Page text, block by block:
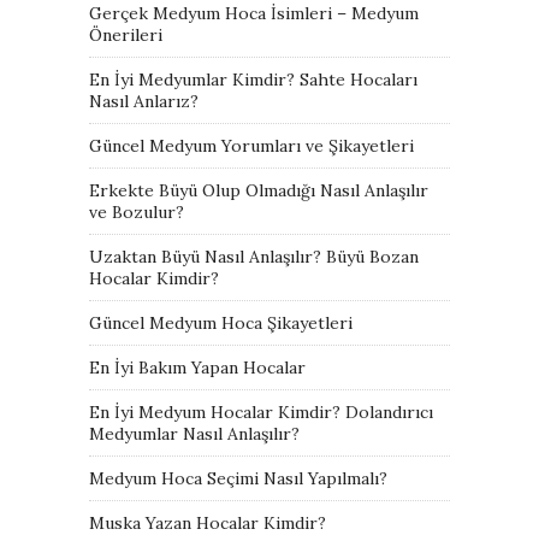
Gerçek Medyum Hoca İsimleri – Medyum
Önerileri
En İyi Medyumlar Kimdir? Sahte Hocaları
Nasıl Anlarız?
Güncel Medyum Yorumları ve Şikayetleri
Erkekte Büyü Olup Olmadığı Nasıl Anlaşılır
ve Bozulur?
Uzaktan Büyü Nasıl Anlaşılır? Büyü Bozan
Hocalar Kimdir?
Güncel Medyum Hoca Şikayetleri
En İyi Bakım Yapan Hocalar
En İyi Medyum Hocalar Kimdir? Dolandırıcı
Medyumlar Nasıl Anlaşılır?
Medyum Hoca Seçimi Nasıl Yapılmalı?
Muska Yazan Hocalar Kimdir?